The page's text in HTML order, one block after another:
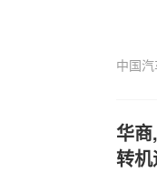
中国
华
转